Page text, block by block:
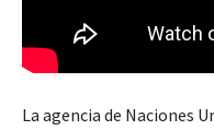
La agencia de Naciones